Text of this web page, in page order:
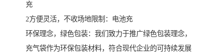
充
2方便灵活，不收场地限制：电池充
环保理念，绿色包装：我们致力于推广绿色包装理念，
充气袋作为环保包装材料，符合现代企业的可持续发展